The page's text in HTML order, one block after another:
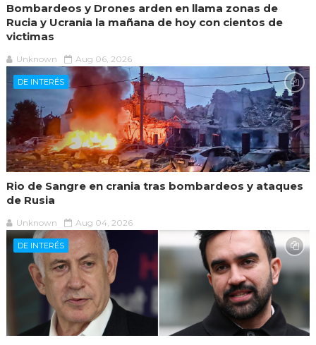
Bombardeos y Drones arden en llama zonas de
Rucia y Ucrania la mañana de hoy con cientos de
victimas
Unknown Aug 06, 2026
DE INTERÉS
Rio de Sangre en crania tras bombardeos y ataques
de Rusia
Unknown Aug 04, 2026
DE INTERÉS